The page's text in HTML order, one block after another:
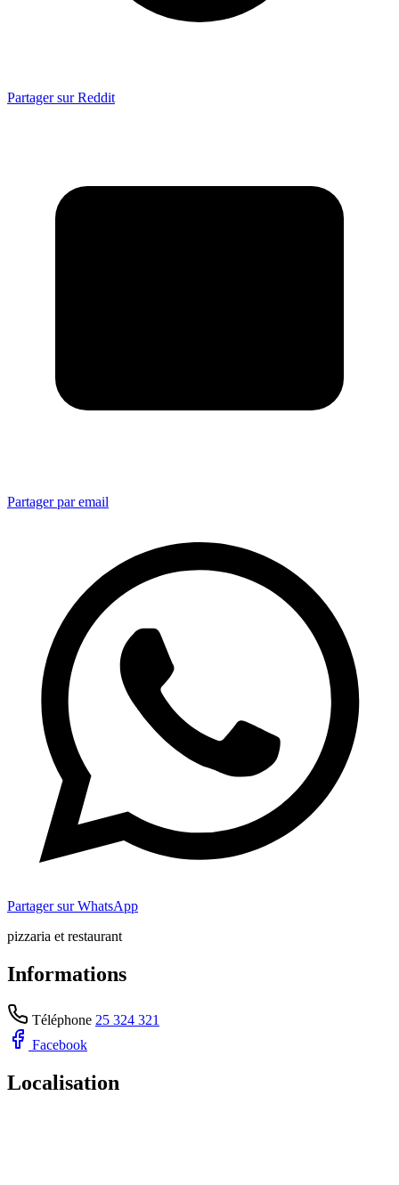
Partager sur Reddit
Partager par email
Partager sur WhatsApp
pizzaria et restaurant
Informations
Téléphone 25 324 321
Facebook
Localisation